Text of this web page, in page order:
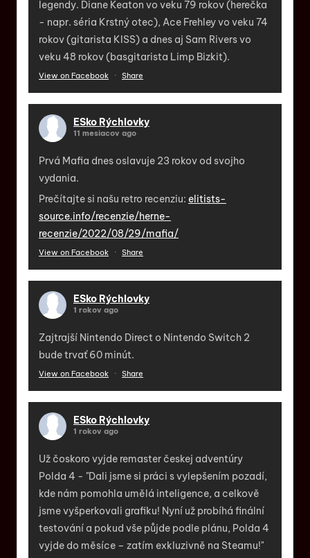
legendy. Diane Keaton vo veku 79 rokov (herečka
- napr. séria Krstný otec), Ace Frehley vo veku 74
rokov (gitarista KISS) a dnes aj Sam Rivers vo
veku 48 rokov (basgitarista Limp Bizkit).
View on Facebook · Share
ESko Rýchlovky
11 mesiacov ago
Prvá Mafia dnes oslavuje 23 rokov od svojho
vydania.
Prečítajte si našu retro recenziu: elitists-
source.info/recenzie/herne-
recenzie/2022/08/29/mafia/
View on Facebook · Share
ESko Rýchlovky
1 rokov ago
Zajtrajší Nintendo Direct o Nintendo Switch 2
bude trvať 60 minút.
View on Facebook · Share
ESko Rýchlovky
1 rokov ago
Už čoskoro vyjde remaster českej adventúry
Polda 4 - "Dali jsme si práci s vylepšením pozadí,
kde nám pomohla umělá inteligence, a celkově
jsme vyšperkovali grafiku! Nyní už probíhá finální
testování a pokud vše půjde podle plánu, Polda 4
vyjde do měsíce – zatím exkluzivně na Steamu!"